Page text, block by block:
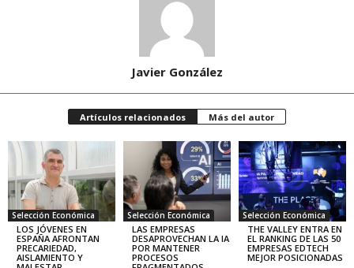
Javier González
Artículos relacionados Más del autor
Selección Económica
LOS JÓVENES EN
ESPAÑA AFRONTAN
PRECARIEDAD,
AISLAMIENTO Y
Selección Económica
LAS EMPRESAS
DESAPROVECHAN LA IA
POR MANTENER
PROCESOS
Selección Económica
THE VALLEY ENTRA EN
EL RANKING DE LAS 50
EMPRESAS EDTECH
MEJOR POSICIONADAS